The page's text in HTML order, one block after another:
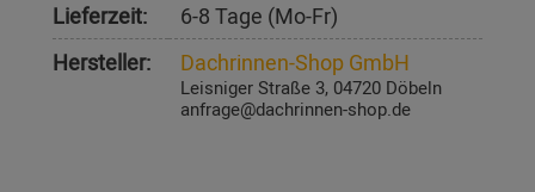
Lieferzeit:
6-8 Tage (Mo-Fr)
Hersteller:
Dachrinnen-Shop GmbH
Leisniger Straße 3, 04720 Döbeln
anfrage@dachrinnen-shop.de